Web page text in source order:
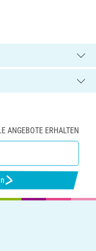
ANGEBOTE ERHALTEN